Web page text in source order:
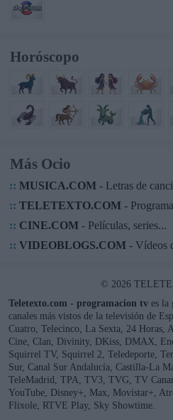
Horóscopo
Más Ocio
:: MUSICA.COM- Letras de
:: TELETEXTO.COM-
:: CINE.COM- Películas, series...
:: VIDEOBLOGS.COM- Vídeos
© 2026
Teletexto.com - programacion tv es la
canales más vistos de la televisión de
Cuatro, Telecinco, La Sexta, 24 Horas,
Cine, Clan, Divinity, DKiss, DMAX,
Squirrel TV, Squirrel 2, Teledeporte,
Sur, Canal Sur Andalucía, Castilla-La
TeleMadrid, TPA, TV3, TVG, TV
YouTube, Disney+, Max, Movistar+,
Flixole, RTVE Play, Sky Showtime.